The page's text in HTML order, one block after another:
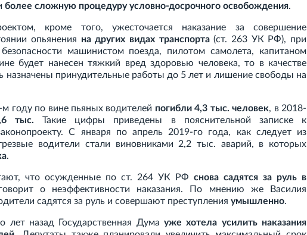
более сложную процедуру условно-досрочного освобождения.
кроме того, ужесточается наказание за совершение
опьянения на других видах транспорта(ст. 263 УК РФ), при
машинистом поезда, пилотом самолета, капитаном
будет нанесен тяжкий вред здоровью человека, то в качестве
назначены принудительные работы до 5 лет и лишение свободы на
году по вине пьяных водителей погибли 4,3 тыс. человек, в 2018-
тыс. Такие цифры приведены в пояснительной записке к
С января по апрель 2019-го года, как следует из
водители стали виновниками 2,2 тыс. аварий, в которых
.
что осужденные по ст. 264 УК РФ снова садятся за руль в
о неэффективности наказания. По мнению же Василия
садятся за руль и совершают преступления умышленно.
лет назад Государственная Дума уже хотела усилить наказания